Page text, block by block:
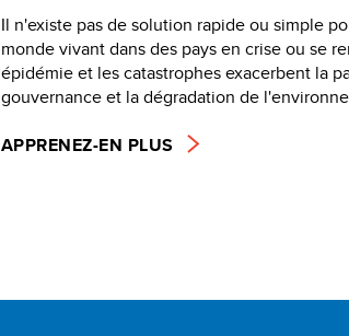
Il n'existe pas de solution rapide ou simple
monde vivant dans des pays en crise ou se
épidémie et les catastrophes exacerbent la
gouvernance et la dégradation de
APPRENEZ-EN PLUS